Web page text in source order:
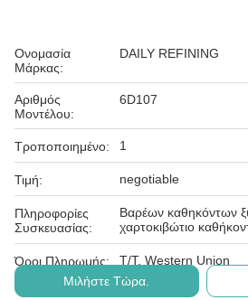
Ονομασία
Μάρκας:
DAILY REFINING
Αριθμός
Μοντέλου:
6D107
Τροποποιημένο: 1
Τιμή: negotiable
Πληροφορίες
Συσκευασίας:
Βαρέων καθηκόντων
χαρτοκιβώτιο
Όροι Πληρωμής:
T/T, Western Union
Μιλήστε Τώρα.